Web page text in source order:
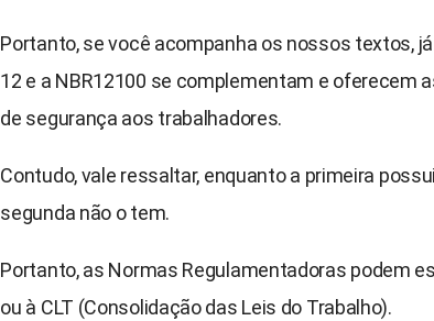
Portanto, se você acompanha os nossos textos,
12 e a NBR12100 se complementam e oferecem
de segurança aos trabalhadores.
Contudo, vale ressaltar, enquanto a primeira
segunda não o tem.
Portanto, as Normas Regulamentadoras podem
ou à CLT (Consolidação das Leis do Trabalho).